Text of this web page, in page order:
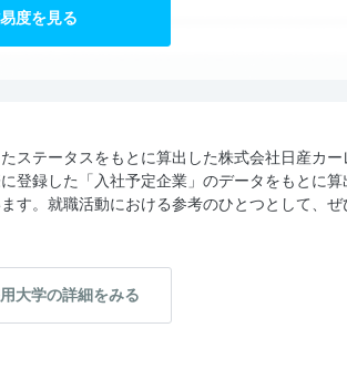
度を見る
ステータスをもとに算出した株式会社日産カー
登録した「入社予定企業」のデータをもとに算
す。就職活動における参考のひとつとして、
大学の詳細をみる